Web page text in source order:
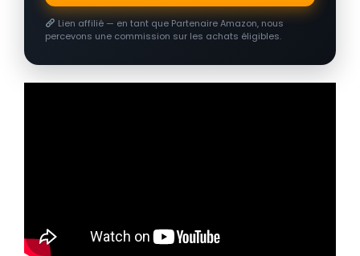
Lien affilié — en tant que Partenaire Amazon, nous
percevons une commission sur les achats éligibles.